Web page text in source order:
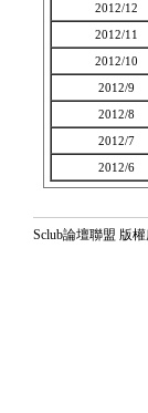
2012/12
2012/11
2012/10
2012/9
2012/8
2012/7
2012/6
Sclub論壇聯盟 版